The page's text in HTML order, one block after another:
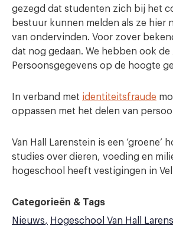
gezegd dat studenten zich bij het
bestuur kunnen melden als ze hier
van ondervinden. Voor zover
dat nog gedaan. We hebben ook
Persoonsgegevens op de hoogte
In verband met identiteitsfraude
oppassen met het delen van
Van Hall Larenstein is een ‘groene’
studies over dieren, voeding en
hogeschool heeft vestigingen in
Categorieën & Tags
Nieuws
Hogeschool Van Hall